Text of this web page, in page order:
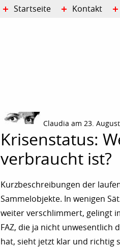
Claudia am 23.
Krisenstatus:
verbraucht ist?
Kurzbeschreibungen der
Sammelobjekte. In wenigen
weiter verschlimmert, gelingt
FAZ, die ja nicht unwesentlich
hat, sieht jetzt klar und richtig
Startseite Kontakt